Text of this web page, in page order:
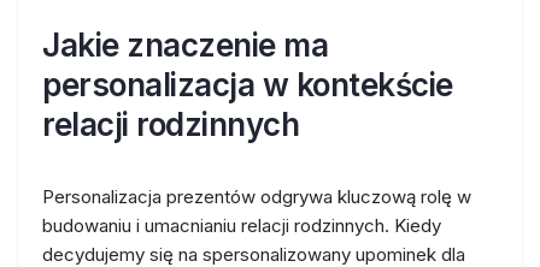
Jakie znaczenie ma
personalizacja w kontekście
relacji rodzinnych
Personalizacja prezentów odgrywa kluczową rolę w
budowaniu i umacnianiu relacji rodzinnych. Kiedy
decydujemy się na spersonalizowany upominek dla